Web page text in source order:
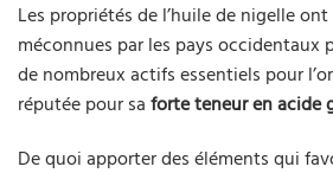
Les propriétés de l’huile de nigelle
méconnues par les pays occidentaux
de nombreux actifs essentiels pour
réputée pour sa forte teneur en acide
De quoi apporter des éléments qui